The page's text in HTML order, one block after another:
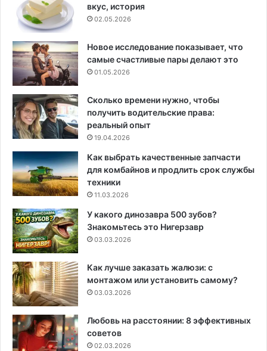
вкус, история
02.05.2026
Новое исследование показывает, что
самые счастливые пары делают это
01.05.2026
Сколько времени нужно, чтобы
получить водительские права:
реальный опыт
19.04.2026
Как выбрать качественные запчасти
для комбайнов и продлить срок службы
техники
11.03.2026
У какого динозавра 500 зубов?
Знакомьтесь это Нигерзавр
03.03.2026
Как лучше заказать жалюзи: с
монтажом или установить самому?
03.03.2026
Любовь на расстоянии: 8 эффективных
советов
02.03.2026